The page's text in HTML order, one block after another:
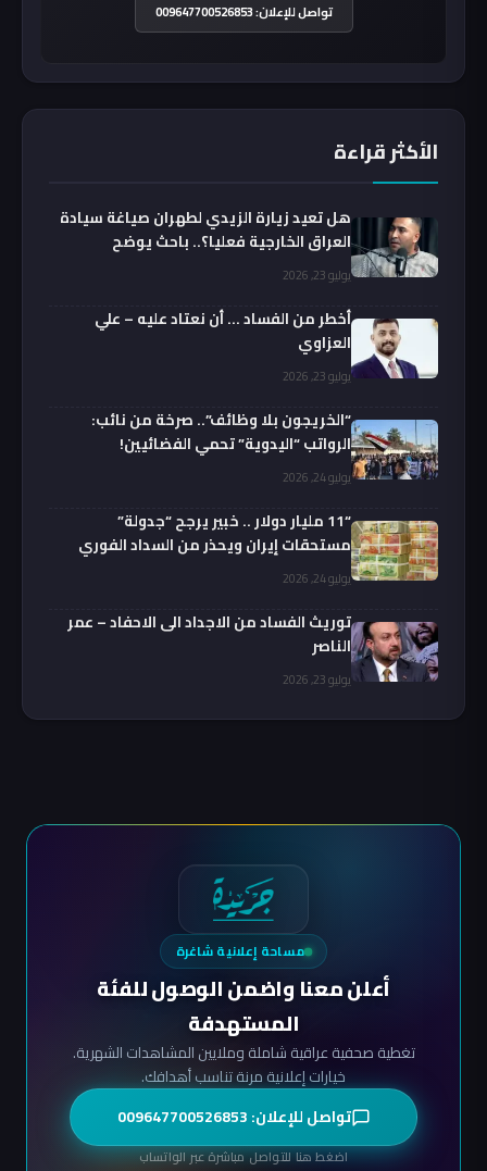
تواصل للإعلان: 009647700526853
الأكثر قراءة
هل تعيد زيارة الزيدي لطهران صياغة سيادة
العراق الخارجية فعليا؟.. باحث يوضح
يوليو 23, 2026
أخطر من الفساد … أن نعتاد عليه – علي
العزاوي
يوليو 23, 2026
“الخريجون بلا وظائف”.. صرخة من نائب:
الرواتب “اليدوية” تحمي الفضائيين!
يوليو 24, 2026
“11 مليار دولار .. خبير يرجح “جدولة”
مستحقات إيران ويحذر من السداد الفوري
يوليو 24, 2026
توريث الفساد من الاجداد الى الاحفاد – عمر
الناصر
يوليو 23, 2026
مساحة إعلانية شاغرة
أعلن معنا واضمن الوصول للفئة
المستهدفة
تغطية صحفية عراقية شاملة وملايين المشاهدات الشهرية.
خيارات إعلانية مرنة تناسب أهدافك.
تواصل للإعلان: 009647700526853
اضغط هنا للتواصل مباشرة عبر الواتساب